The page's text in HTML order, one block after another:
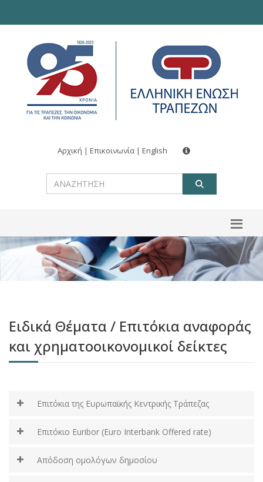
Αρχική | Επικοινωνία | English
Ειδικά Θέματα / Επιτόκια αναφοράς
και χρηματοοικονομικοί δείκτες
Επιτόκια της Ευρωπαϊκής Κεντρικής Τράπεζας
Επιτόκιο Euribor (Euro Interbank Offered rate)
Απόδοση ομολόγων δημοσίου